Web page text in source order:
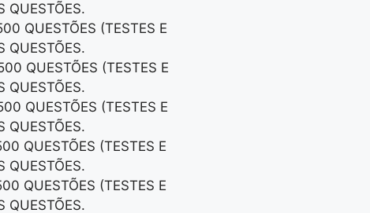
QUESTÕES.
QUESTÕES (TESTES E
QUESTÕES.
QUESTÕES (TESTES E
QUESTÕES.
QUESTÕES (TESTES E
QUESTÕES.
QUESTÕES (TESTES E
QUESTÕES.
QUESTÕES (TESTES E
QUESTÕES.